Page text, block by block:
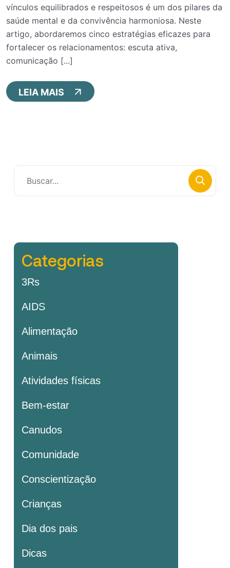
vínculos equilibrados e respeitosos é um dos pilares da
saúde mental e da convivência harmoniosa. Neste
artigo, abordaremos cinco estratégias eficazes para
fortalecer os relacionamentos: escuta ativa,
comunicação [...]
LEIA MAIS
Categorias
3Rs
AIDS
Alimentação
Animais
Atividades físicas
Bem-estar
Canudos
Comunidade
Conscientização
Crianças
Dia dos pais
Dicas